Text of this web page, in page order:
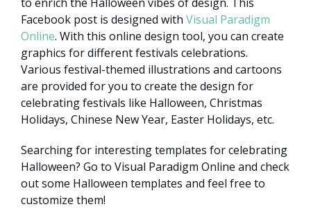
Facebook post is designed with Visual Paradigm
Online. With this online design tool, you can create
graphics for different festivals celebrations.
Various festival-themed illustrations and cartoons
are provided for you to create the design for
celebrating festivals like Halloween, Christmas
Holidays, Chinese New Year, Easter Holidays, etc.
Searching for interesting templates for celebrating
Halloween? Go to Visual Paradigm Online and check
out some Halloween templates and feel free to
customize them!